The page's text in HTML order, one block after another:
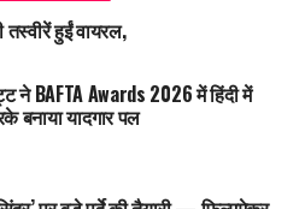
तस्वीरें हुईं वायरल,
ने BAFTA Awards 2026 में हिंदी में
बनाया यादगार पल